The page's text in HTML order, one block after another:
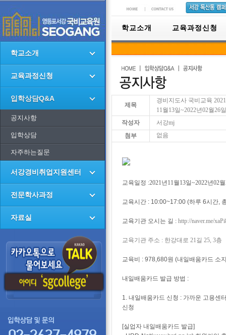
학교소개
교육과정신청
입학상담Q&A
공지사항
입학상담
자주하는질문
서강경비취업지원센터
전문학사과정
자료실
학교소개 교육과정신청
제목
경비지도사 국비교육
11월13일~2022년02월26
작성자
서강mj
첨부
없음
교육일정 :2021년11월13일~2022년02
교육시간 : 10:00~17:00 (하루 6시간,
교육기관 오시는 길 : http://naver.me/
교육기관 주소 : 한강대로 21길 25, 3층
교육비 : 978,680원 (내일배움카드 소
내일배움카드 발급 방법 :
1. 내일배움카드 신청 : 가까운 고용센
신청
[실업자 내일배움카드 발급]